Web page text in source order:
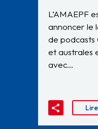
L’AMAEPF
annoncer le
de podcasts
et australes
avec…